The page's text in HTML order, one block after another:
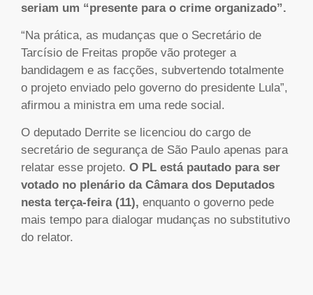
seriam um “presente para o crime organizado”.
“Na prática, as mudanças que o Secretário de
Tarcísio de Freitas propõe vão proteger a
bandidagem e as facções, subvertendo totalmente
o projeto enviado pelo governo do presidente Lula”,
afirmou a ministra em uma rede social.
O deputado Derrite se licenciou do cargo de
secretário de segurança de São Paulo apenas para
relatar esse projeto. O PL está pautado para ser
votado no plenário da Câmara dos Deputados
nesta terça-feira (11), enquanto o governo pede
mais tempo para dialogar mudanças no substitutivo
do relator.